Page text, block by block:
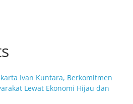
Ivan Kuntara, Berkomitmen
Lewat Ekonomi Hijau dan